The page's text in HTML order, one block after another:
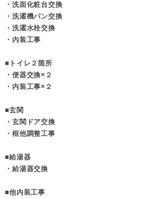
・洗面化粧台交換
・洗濯機パン交換
・洗濯水栓交換
・内装工事
■トイレ２箇所
・便器交換×２
・内装工事×２
■玄関
・玄関ドア交換
・框他調整工事
■給湯器
・給湯器交換
■他内装工事